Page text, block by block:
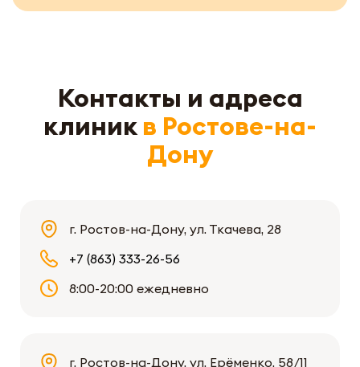
Контакты и адреса
клиникв Ростове-на-
Дону
г. Ростов-на-Дону, ул. Ткачева, 28
+7 (863) 333-26-56
8:00-20:00 ежедневно
г. Ростов-на-Дону, ул. Ерёменко, 58/11